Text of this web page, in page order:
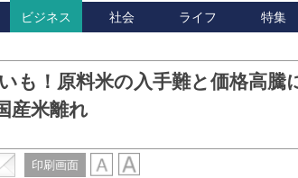
ビジネス 社会 ライフ 特集
も！原料米の入手難と価格高騰
産米離れ
印刷画面